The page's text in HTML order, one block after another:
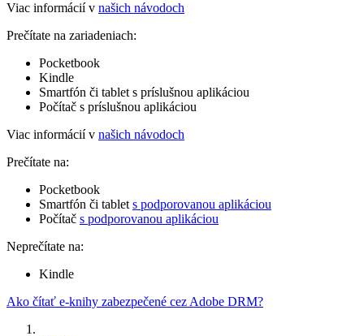
Viac informácií v našich návodoch
Prečítate na zariadeniach:
Pocketbook
Kindle
Smartfón či tablet s príslušnou aplikáciou
Počítač s príslušnou aplikáciou
Viac informácií v našich návodoch
Prečítate na:
Pocketbook
Smartfón či tablet s podporovanou aplikáciou
Počítač s podporovanou aplikáciou
Neprečítate na:
Kindle
Ako čítať e-knihy zabezpečené cez Adobe DRM?